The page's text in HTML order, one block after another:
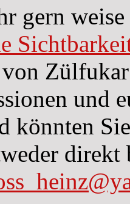
gern
von
und
könnten